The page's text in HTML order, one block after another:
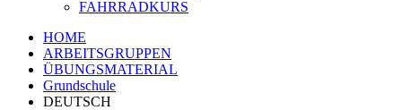
FAHRRADKURS
HOME
ARBEITSGRUPPEN
ÜBUNGSMATERIAL
Grundschule
DEUTSCH